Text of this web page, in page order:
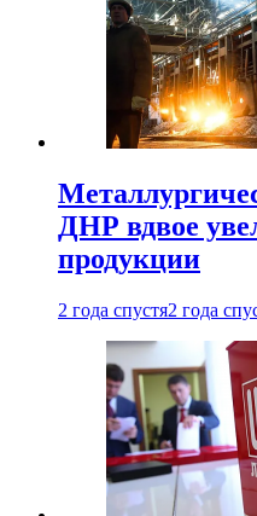
ДНР вдвое
продукции
2 года спустя2 года